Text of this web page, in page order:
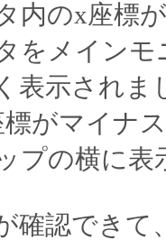
内のx座標
をメインモ
表示されま
がマイナ
プの横に表
確認でき